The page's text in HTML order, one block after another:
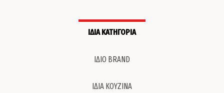
ΙΔΙΑ ΚΑΤΗΓΟΡΙΑ
ΙΔΙΟ BRAND
ΙΔΙΑ ΚΟΥΖΙΝΑ